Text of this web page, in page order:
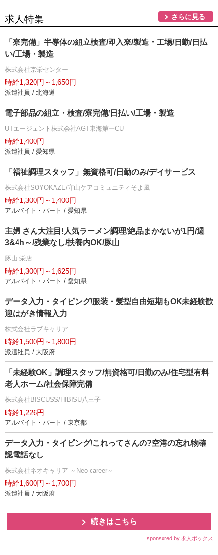
求人特集 さらに見る
「寮完備」半導体の組立検査/即入寮/製造・工場/日勤/日払
い/工場・製造
株式会社京栄センター
時給1,320円～1,650円
派遣社員 / 北海道
電子部品の組立・検査/寮完備/日払い/工場・製造
UTエージェント株式会社AGT東海第一CU
時給1,400円
派遣社員 / 愛知県
「福祉調理スタッフ」無資格可/日勤のみ/デイサービス
株式会社SOYOKAZE/守山ケアコミュニティそよ風
時給1,300円～1,400円
アルバイト・パート / 愛知県
主婦 さん大注目!人気ラーメン調理/絶品まかないが1円/週
3&4h～/残業なし/扶養内OK/豚山
豚山 栄店
時給1,300円～1,625円
アルバイト・パート / 愛知県
データ入力・タイピング/服装・髪型自由短期もOK未経験歓
迎はがき情報入力
株式会社ラブキャリア
時給1,500円～1,800円
派遣社員 / 大阪府
「未経験OK」調理スタッフ/無資格可/日勤のみ/住宅型有料
老人ホーム/社会保障完備
株式会社BISCUSS/HIBISU八王子
時給1,226円
アルバイト・パート / 東京都
データ入力・タイピング/これってさんの?空港の忘れ物確
認電話なし
株式会社ネオキャリア ～Neo career～
時給1,600円～1,700円
派遣社員 / 大阪府
続きはこちら
sponsored by 求人ボックス